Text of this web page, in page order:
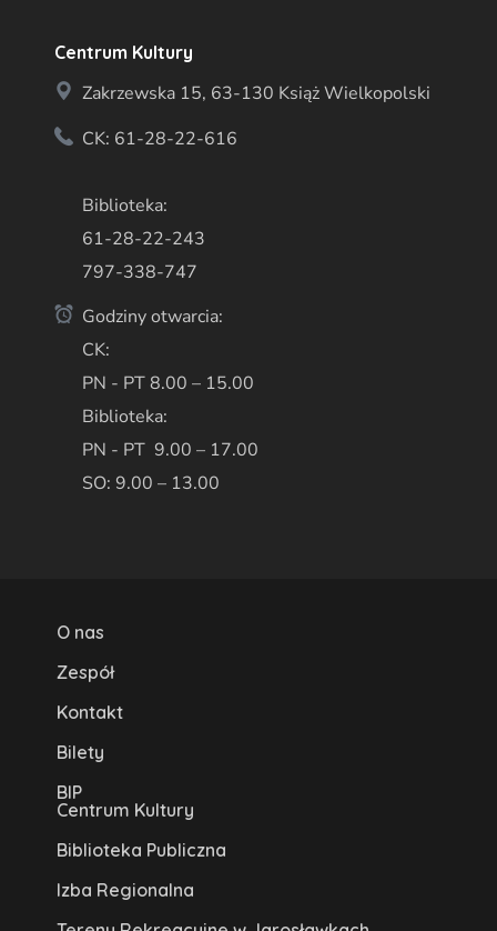
Centrum Kultury
Zakrzewska 15, 63-130 Książ Wielkopolski
CK: 61-28-22-616
Biblioteka:
61-28-22-243
797-338-747
Godziny otwarcia:
CK:
PN - PT 8.00 – 15.00
Biblioteka:
PN - PT 9.00 – 17.00
SO: 9.00 – 13.00
O nas
Zespół
Kontakt
Bilety
BIP
Centrum Kultury
Biblioteka Publiczna
Izba Regionalna